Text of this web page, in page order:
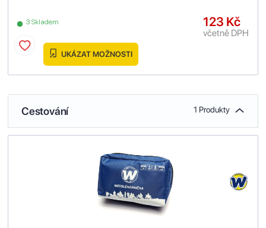
3 Skladem 123 Kč
včetně DPH
UKÁZAT MOŽNOSTI
Cestování 1 Produkty